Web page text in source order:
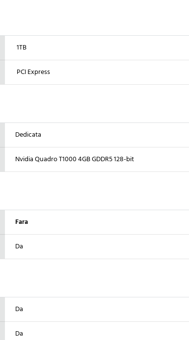
1TB
PCI Express
Dedicata
Nvidia Quadro T1000 4GB GDDR5 128-bit
Fara
Da
Da
Da